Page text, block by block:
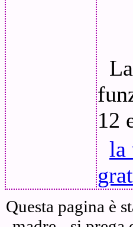
12
la
Questa pagina è